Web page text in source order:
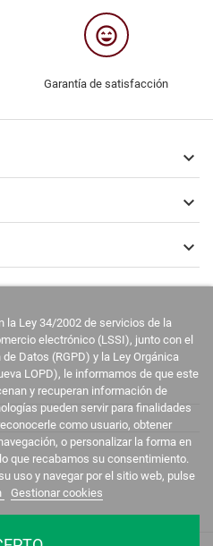
sentiment_very_satisfied
Garantía de satisfacción



la Ley 34/2002 de servicios de la
electrónico (LSSI), junto con el
Datos (RGPD) y la Ley Orgánica
LOPD), le informamos de que este
y recuperan información de
pueden servir para finalidades
como usuario, obtener
o personalizar la forma en
que recabamos su consentimiento.
uso y navegar por el sitio web, pulse
Gestionar cookies